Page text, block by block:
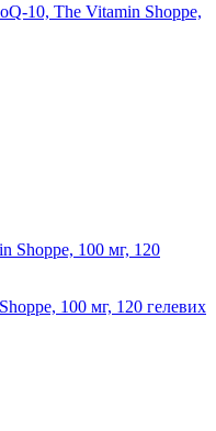
10, The Vitamin Shoppe,
100 мг, 120 гелевих